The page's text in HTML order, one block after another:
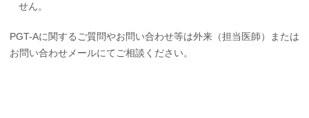
せん。
PGT-Aに関するご質問やお問い合わせ等は外来（担当医師）または
お問い合わせメールにてご相談ください。